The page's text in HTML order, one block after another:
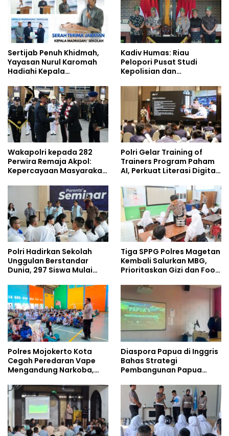
Sertijab Penuh Khidmah,
Yayasan Nurul Karomah
Hadiahi Kepala
Umrah
Kadiv Humas: Riau
Pelopori Pusat Studi
Kepolisian dan
Policing Masuki Babak
Wakapolri kepada 282
Perwira Remaja Akpol:
Kepercayaan Masyarakat
Polri Gelar Training of
Trainers Program Paham
AI, Perkuat Literasi Digital
Polri Hadirkan Sekolah
Unggulan Berstandar
Dunia, 297 Siswa Mulai
Tiga SPPG Polres Magetan
Kembali Salurkan MBG,
Prioritaskan Gizi dan Food
Polres Mojokerto Kota
Cegah Peredaran Vape
Mengandung Narkoba,
Kalangan Remaja
Diaspora Papua di Inggris
Bahas Strategi
Pembangunan Papua
Doktoral Internasional